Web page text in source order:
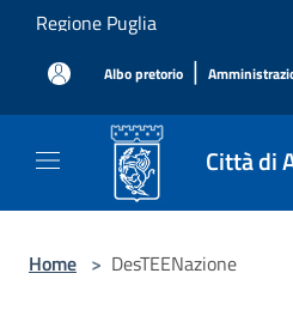
Salta al contenuto principale
Regione Puglia
Albo pretorio |
Città di
Home > DesTEENazione